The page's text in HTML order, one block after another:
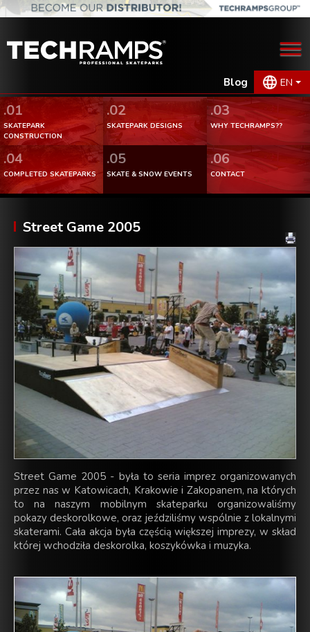
Blog EN
.01
SKATEPARK
CONSTRUCTION
.02
SKATEPARK DESIGNS
.03
WHY TECHRAMPS??
.04
COMPLETED SKATEPARKS
.05
SKATE & SNOW EVENTS
.06
CONTACT
Street Game 2005
Street Game 2005 - była to seria imprez organizowanych
przez nas w Katowicach, Krakowie i Zakopanem, na których
to na naszym mobilnym skateparku organizowaliśmy
pokazy deskorolkowe, oraz jeździliśmy wspólnie z lokalnymi
skaterami. Cała akcja była częścią większej imprezy, w skład
której wchodziła deskorolka, koszykówka i muzyka.